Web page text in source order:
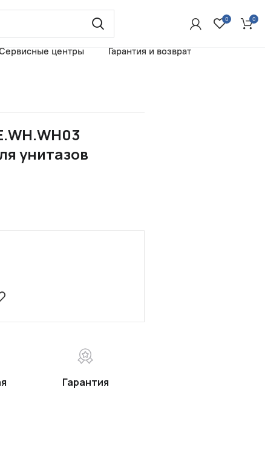
0 0
центры
Гарантия и возврат
унитазов
Гарантия